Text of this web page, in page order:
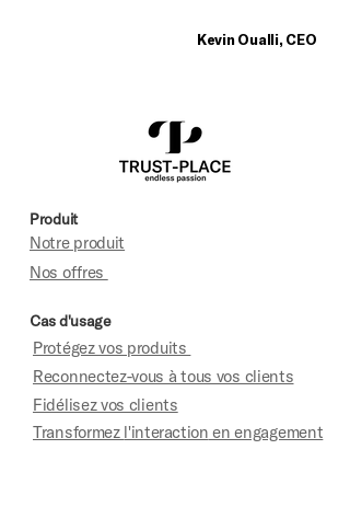
Kevin Oualli, CEO
Produit
Notre produit
Nos offres
Cas d'usage
Protégez vos produits
Reconnectez-vous à tous vos clients
Fidélisez vos clients
Transformez l'interaction en engagement